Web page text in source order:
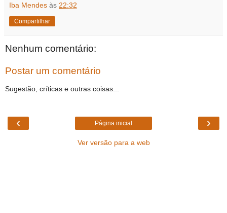
Iba Mendes às 22:32
Compartilhar
Nenhum comentário:
Postar um comentário
Sugestão, críticas e outras coisas...
‹ ›
Página inicial
Ver versão para a web